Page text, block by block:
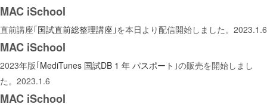
MAC iSchool
直前講座｢国試直前総整理講座 ｣を本日より配信開始しました。2023.1.6
MAC iSchool
2023年版｢MediTunes 国試DB 1 年 パスポート ｣の販売を開始しまし
た。2023.1.6
MAC iSchool